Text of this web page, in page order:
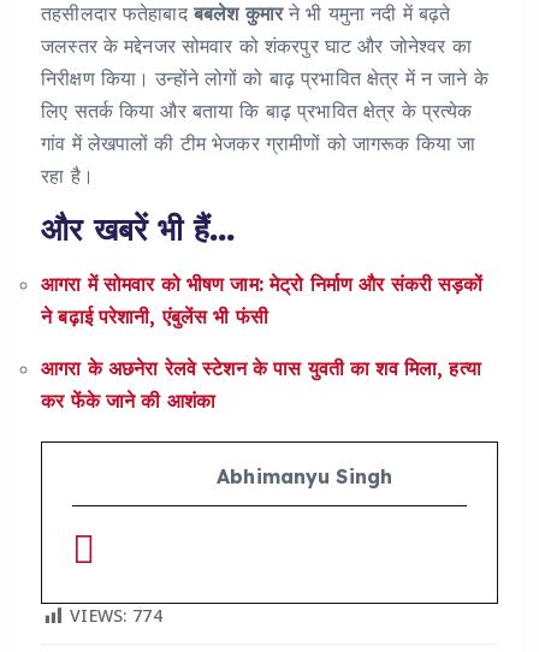
तहसीलदार फतेहाबादबबलेश कुमारने भी यमुना नदी में बढ़ते
जलस्तर के मद्देनजर सोमवार को शंकरपुर घाट और जोनेश्वर का
निरीक्षण किया। उन्होंने लोगों को बाढ़ प्रभावित क्षेत्र में न जाने के
लिए सतर्क किया और बताया कि बाढ़ प्रभावित क्षेत्र के प्रत्येक
गांव में लेखपालों की टीम भेजकर ग्रामीणों को जागरूक किया जा
रहा है।
और खबरें भी हैं…
आगरा में सोमवार को भीषण जाम: मेट्रो निर्माण और संकरी सड़कों
ने बढ़ाई परेशानी, एंबुलेंस भी फंसी
आगरा के अछनेरा रेलवे स्टेशन के पास युवती का शव मिला, हत्या
कर फेंके जाने की आशंका
Abhimanyu Singh
VIEWS: 774